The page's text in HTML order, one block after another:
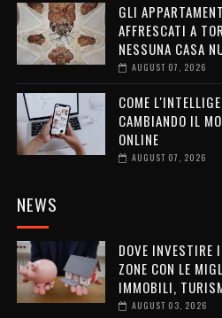
GLI
AFFRESCATI A
NESSUNA CASA
AUGUST 07, 2026
COME
CAMBIANDO IL
ONLINE
AUGUST 07, 2026
NEWS
DOVE INVESTIRE
ZONE CON LE
IMMOBILI,
AUGUST 03, 2026